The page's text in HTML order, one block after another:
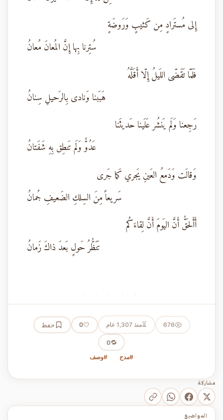
إِلى مُستَرادٍ مِن كَثيبٍ وَرَوضَةٍ
سُتِرنا بِها إِنَّ المُعانَ مُعانُ
فَلَمّا تَقَضّى اللَيلُ إِلّا أَقَلَّهُ
هَبَبنا وَنادى بِالرَحيلِ سِنانُ
رَجِعنا وَلَم يَنشُر عَلَينا حَديثَنا
عَدُوٌّ وَلَم تَنطِق بِهِ شَفَتانُ
وَقالَت وَدَمعُ العَينِ يَجري كَما جَرى
سَريعاً مِنَ السِلكِ الضَعيفِ جُمانُ
أَأَلحَقُّ أَنَّ اليَومَ أَنَّ لِقاءَكُم
تَنَظُّرُ حَولٍ بَعدَ ذاكَ زَمانُ
· · · · ·
676
⏳منذ 1,307 عام 🤍
0 حفظ
🔁
0
#مدح
#وصف
مشاركة
المواضيع